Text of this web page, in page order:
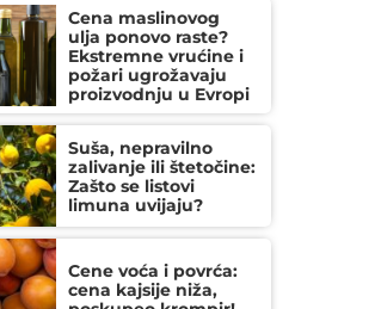
Cena maslinovog
ulja ponovo raste?
Ekstremne vrućine i
požari ugrožavaju
proizvodnju u Evropi
Suša, nepravilno
zalivanje ili štetočine:
Zašto se listovi
limuna uvijaju?
Cene voća i povrća:
cena kajsije niža,